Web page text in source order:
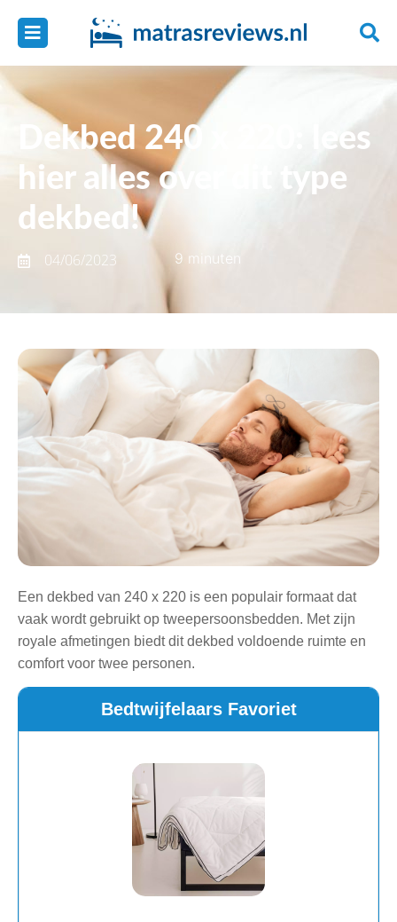
Dekbed 240 x 220: lees
hier alles over dit type
dekbed!
04/06/2023 9 minuten
Een dekbed van 240 x 220 is een populair formaat dat
vaak wordt gebruikt op tweepersoonsbedden. Met zijn
royale afmetingen biedt dit dekbed voldoende ruimte en
comfort voor twee personen.
Bedtwijfelaars Favoriet